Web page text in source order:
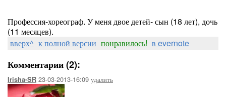
Профессия-хореограф. У меня двое детей- сын (18 лет), дочь
(11 месяцев).
вверх^ к полной версии понравилось! в evernote
Комментарии (2):
Irisha-SR 23-03-2013-16:09 удалить